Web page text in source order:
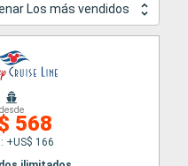
Los más vendidos
desde
568
+US$ 166